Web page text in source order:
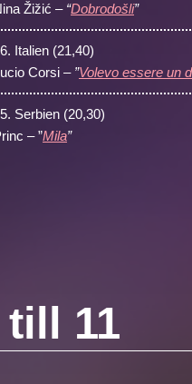
Žižić – “Dobrodošli”
Italien (21,40)
Corsi – ”Volevo essere un
Serbien (20,30)
– ”Mila”
11